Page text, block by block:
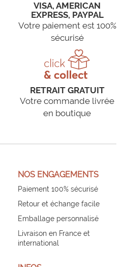
VISA, AMERICAN
EXPRESS, PAYPAL
Votre paiement est 100%
sécurisé
RETRAIT GRATUIT
Votre commande livrée
en boutique
NOS ENGAGEMENTS
Paiement 100% sécurisé
Retour et échange facile
Emballage personnalisé
Livraison en France et
international